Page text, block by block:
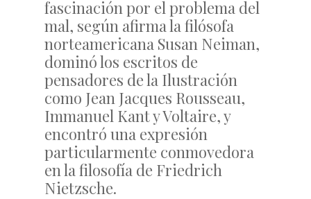
fascinación por el problema del
mal, según afirma la filósofa
norteamericana Susan Neiman,
dominó los escritos de
pensadores de la Ilustración
como Jean Jacques Rousseau,
Immanuel Kant y Voltaire, y
encontró una expresión
particularmente conmovedora
en la filosofía de Friedrich
Nietzsche.